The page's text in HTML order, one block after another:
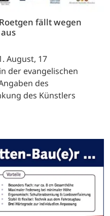
fällt wegen
August, 17
der evangelischen
des
des Künstlers